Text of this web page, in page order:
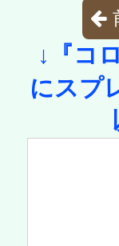
↓『コ
にスプ